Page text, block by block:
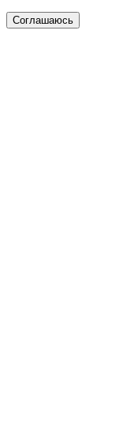
Соглашаюсь